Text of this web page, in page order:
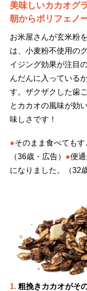
美味しいカカオグ
朝からポリフェノ
お米屋さんが玄米粉
は、小麦粉不使用の
イジング効果が注目
んだんに入っている
す。ザクザクした歯
とカカオの風味が効
味しさです！
●そのまま食べてもす
（36歳・広告） ●便
になりました。（32
1. 粗挽きカカオがそ